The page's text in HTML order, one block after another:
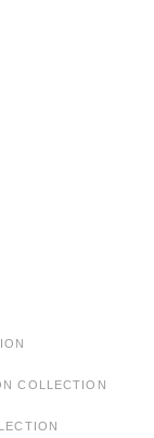
COLLECTION